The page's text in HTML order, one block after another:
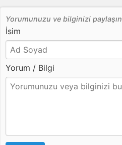
Yorumunuzu ve bilginizi paylaşın
İsim
Yorum / Bilgi